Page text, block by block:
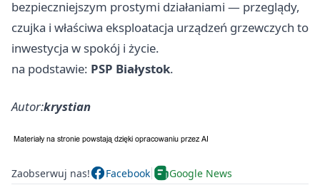
bezpieczniejszym prostymi działaniami — przeglądy,
czujka i właściwa eksploatacja urządzeń grzewczych to
inwestycja w spokój i życie.
na podstawie: PSP Białystok.
Autor:krystian
Zaobserwuj nas! Facebook Google News